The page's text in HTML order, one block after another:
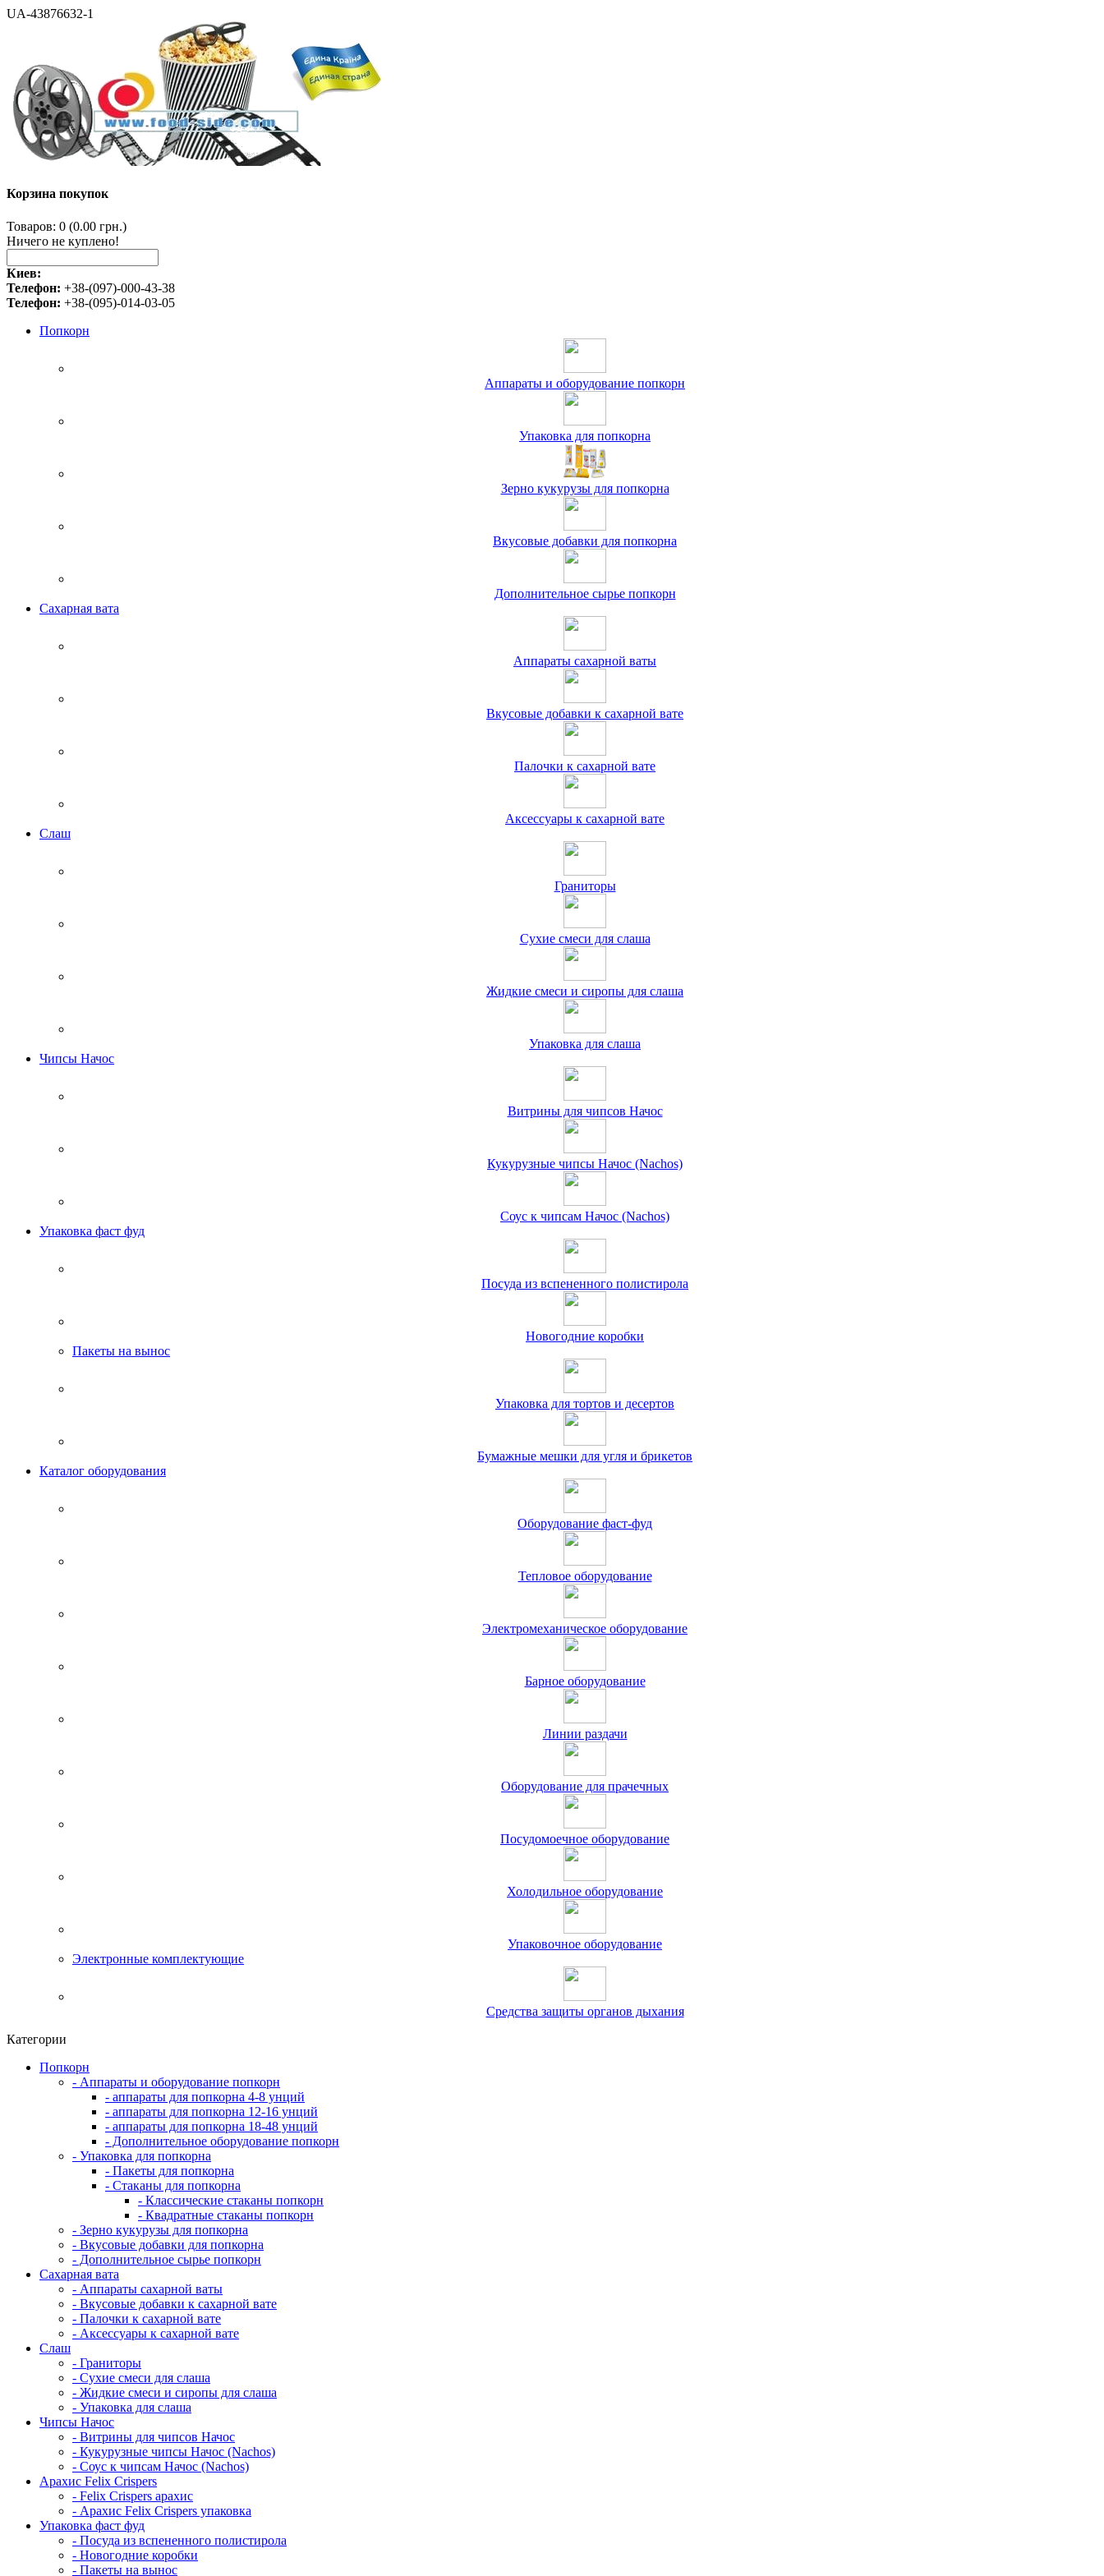
UA-43876632-1
Корзина покупок
Товаров: 0 (0.00 грн.)
Ничего не куплено!
Киев:
Телефон: +38-(097)-000-43-38
Телефон: +38-(095)-014-03-05
Попкорн
Аппараты и оборудование попкорн
Упаковка для попкорна
Зерно кукурузы для попкорна
Вкусовые добавки для попкорна
Дополнительное сырье попкорн
Сахарная вата
Аппараты сахарной ваты
Вкусовые добавки к сахарной вате
Палочки к сахарной вате
Аксессуары к сахарной вате
Cлаш
Граниторы
Сухие смеси для слаша
Жидкие смеси и сиропы для слаша
Упаковка для слаша
Чипсы Начос
Витрины для чипсов Начос
Кукурузные чипсы Начос (Nachos)
Соус к чипсам Начос (Nachos)
Упаковка фаст фуд
Посуда из вспененного полистирола
Новогодние коробки
Пакеты на вынос
Упаковка для тортов и десертов
Бумажные мешки для угля и брикетов
Каталог оборудования
Оборудование фаст-фуд
Тепловое оборудование
Электромеханическое оборудование
Барное оборудование
Линии раздачи
Оборудование для прачечных
Посудомоечное оборудование
Холодильное оборудование
Упаковочное оборудование
Электронные комплектующие
Средства защиты органов дыхания
Категории
Попкорн
- Аппараты и оборудование попкорн
- аппараты для попкорна 4-8 унций
- аппараты для попкорна 12-16 унций
- аппараты для попкорна 18-48 унций
- Дополнительное оборудование попкорн
- Упаковка для попкорна
- Пакеты для попкорна
- Стаканы для попкорна
- Классические стаканы попкорн
- Квадратные стаканы попкорн
- Зерно кукурузы для попкорна
- Вкусовые добавки для попкорна
- Дополнительное сырье попкорн
Сахарная вата
- Аппараты сахарной ваты
- Вкусовые добавки к сахарной вате
- Палочки к сахарной вате
- Аксессуары к сахарной вате
Cлаш
- Граниторы
- Сухие смеси для слаша
- Жидкие смеси и сиропы для слаша
- Упаковка для слаша
Чипсы Начос
- Витрины для чипсов Начос
- Кукурузные чипсы Начос (Nachos)
- Соус к чипсам Начос (Nachos)
Арахис Felix Crispers
- Felix Crispers арахис
- Арахис Felix Crispers упаковка
Упаковка фаст фуд
- Посуда из вспененного полистирола
- Новогодние коробки
- Пакеты на вынос